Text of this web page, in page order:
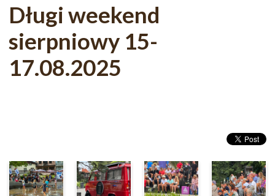
Długi weekend
sierpniowy 15-
17.08.2025